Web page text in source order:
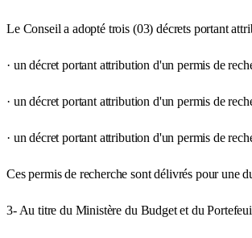
Le Conseil a adopté trois (03) décrets portant
· un décret portant attribution d'un permis de
· un décret portant attribution d'un permis de
· un décret portant attribution d'un permis de
Ces permis de recherche sont délivrés pour une
3- Au titre du Ministère du Budget et du